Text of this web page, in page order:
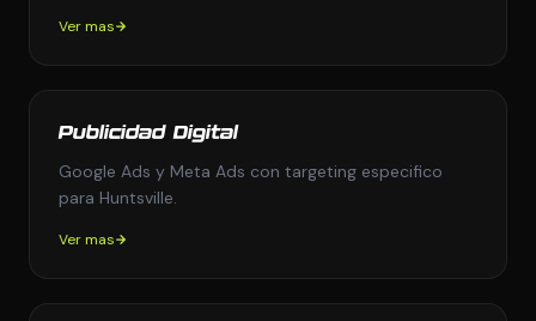
Ver mas
Publicidad Digital
Google Ads y Meta Ads con targeting especifico
para Huntsville.
Ver mas